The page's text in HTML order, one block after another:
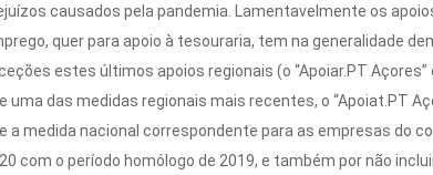
causados pela pandemia. Lamentavelmente os
quer para apoio à tesouraria, tem na generalidade
estes últimos apoios regionais (o “Apoiar.PT
uma das medidas regionais mais recentes, o “Apoiat.PT
a medida nacional correspondente para as empresas do
com o período homólogo de 2019, e também por não